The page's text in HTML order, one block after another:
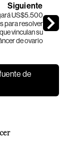
Siguiente
US$5.500
para resolver
vinculan su
de ovario
de